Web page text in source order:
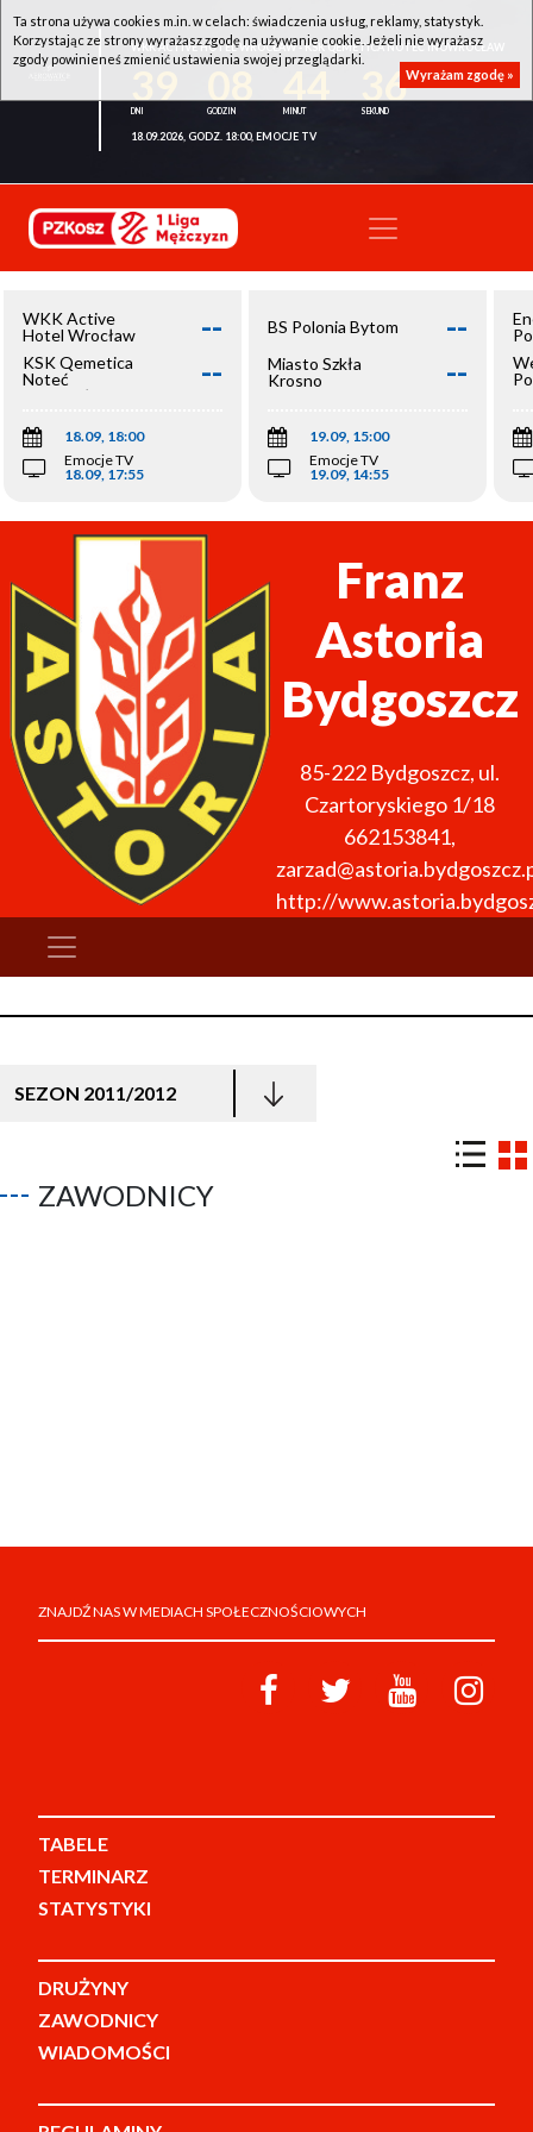
WKK ACTIVE HOTEL WROCŁAW - KSK QEMETICA NOTEĆ INOWROCŁAW
36
18.09.2026, GODZ. 18:00, EMOCJE TV
WKK Active
Hotel Wrocław
--
KSK Qemetica
Noteć
Inowrocław
--
18.09, 18:00
Emocje TV
18.09, 17:55
BS Polonia Bytom --
Miasto Szkła
Krosno
--
19.09, 15:00
Emocje TV
19.09, 14:55
Franz
Astoria
Bydgoszcz
85-222 Bydgoszcz, ul.
Czartoryskiego 1/18
662153841,
http://
SEZON 2011/2012
ZAWODNICY
ZNAJDŹ NAS W MEDIACH SPOŁECZNOŚCIOWYCH
TABELE
TERMINARZ
STATYSTYKI
DRUŻYNY
ZAWODNICY
WIADOMOŚCI
Ta strona używa cookies m.in. w celach: świadczenia usług, reklamy, statystyk.
Korzystając ze strony wyrażasz zgodę na używanie cookie. Jeżeli nie wyrażasz
zgody powinieneś zmienić ustawienia swojej przeglądarki.
Wyrażam zgodę »